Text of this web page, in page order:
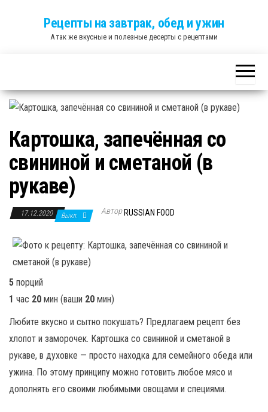
Рецепты на завтрак, обед и ужин
А так же вкусные и полезные десерты с рецептами
Картошка, запечённая со
свининой и сметаной (в
рукаве)
17.12.2020 Выкл. Автор RUSSIAN FOOD
5 порций
1 час 20 мин (ваши 20 мин)
Любите вкусно и сытно покушать? Предлагаем рецепт без
хлопот и заморочек. Картошка со свининой и сметаной в
рукаве, в духовке — просто находка для семейного обеда или
ужина. По этому принципу можно готовить любое мясо и
дополнять его своими любимыми овощами и специями.